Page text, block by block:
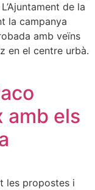
de la
la campanya
amb veïns
en el centre urbà.
amb els
les propostes i